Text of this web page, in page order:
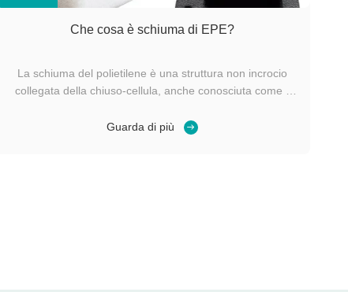
Che cosa è schiuma di EPE?
La schiuma del polietilene è una struttura non incrocio
collegata della chiuso-cellula, anche conosciuta come il
imballaggio rispettoso dell'ambiente. È composta di
Guarda di più